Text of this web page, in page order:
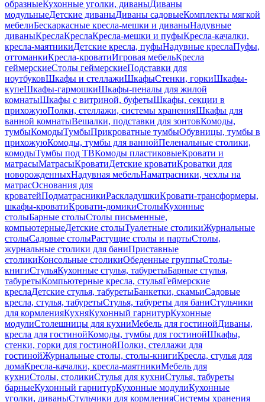
образныеКухонные уголки, диваныДиваны
модульныеДетские диваныДиваны садовыеКомплекты мягкой
мебелиБескаркасные кресла-мешки и диваныНадувные
диваныКреслаКреслаКресла-мешки и пуфыКресла-качалки,
кресла-маятникиДетские кресла, пуфыНадувные креслаПуфы,
оттоманкиКресла-кроватиИгровая мебельКресла
геймерскиеСтолы геймерскиеПодставки для
ноутбуковШкафы и стеллажиШкафыСтенки, горкиШкафы-
купеШкафы-гармошкиШкафы-пеналы для жилой
комнатыШкафы с витриной, буфетыШкафы, секции в
прихожуюПолки, стеллажи, системы храненияШкафы для
ванной комнатыВешалки, подставки для зонтовКомоды,
тумбыКомодыТумбыПрикроватные тумбыОбувницы, тумбы в
прихожуюКомоды, тумбы для ваннойПеленальные столики,
комодыТумбы под ТВКомоды пластиковыеКровати и
матрасыМатрасыКроватиДетские кроватиКроватки для
новорожденныхНадувная мебельНаматрасники, чехлы на
матрасОснования для
кроватейПодматрасникиРаскладушкиКровати-трансформеры,
шкафы-кроватиКровати-домикиСтолыКухонные
столыБарные столыСтолы письменные,
компьютерныеДетские столыТуалетные столикиЖурнальные
столыСадовые столыРастущие столы и партыСтолы,
журнальные столики для баниПриставные
столикиКонсольные столикиОбеденные группыСтолы-
книгиСтульяКухонные стулья, табуретыБарные стулья,
табуретыКомпьютерные кресла, стульяГеймерские
креслаДетские стулья, табуретыБанкетки, скамьиСадовые
кресла, стулья, табуретыСтулья, табуреты для баниСтульчики
для кормленияКухняКухонный гарнитурКухонные
модулиСтолешницы для кухниМебель для гостинойДиваны,
кресла для гостинойКомоды, тумбы для гостинойШкафы,
стенки, горки для гостинойПолки, стеллажи для
гостинойЖурнальные столы, столы-книгиКресла, стулья для
домаКресла-качалки, кресла-маятникиМебель для
кухниСтолы, столикиСтулья для кухниСтулья, табуреты
барныеКухонный гарнитурКухонные модулиКухонные
уголки, диваныСтульчики для кормленияСистемы хранения